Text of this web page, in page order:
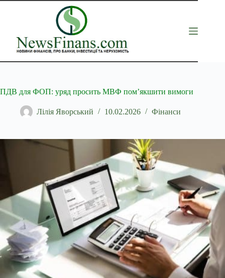
Перейти
ПДВ для ФОП: уряд просить МВФ пом’якшити вимоги
Лілія Яворський 10.02.2026 Фінанси